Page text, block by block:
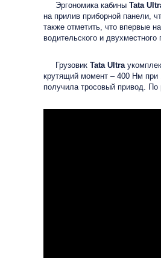
Эргономика кабины Tata
на прилив приборной панели,
также отметить, что впервые
водительского и
Грузовик Tata Ultra
крутящий момент – 400 Нм при
получила тросовый привод.